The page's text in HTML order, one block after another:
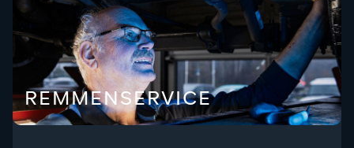
REMMENSERVICE